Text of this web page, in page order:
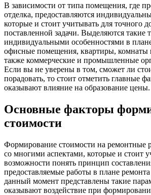
В зависимости от типа помещения, где
отделка, предоставляются
которые и стоит учитывать для точного
поставленной задачи. Выделяются
индивидуальными особенностями в
офисные помещения, квартиры, комнаты
также коммерческие и промышленные
Если вы не уверены в том, сможет ли
порадовать, то стоит отметить главные
оказывают влияние на образование цены.
Основные факторы
стоимости
Формирование стоимости на ремонтные
со многими аспектами, которые и стоит
возможности понять принцип
предоставляемые работы в плане
данный момент представлены такие
оказывают воздействие при